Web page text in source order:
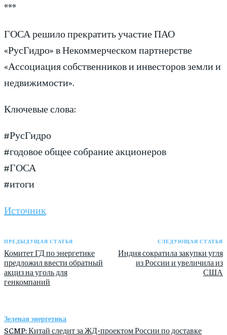
***
ГОСА решило прекратить участие ПАО
«РусГидро» в Некоммерческом партнерстве
«Ассоциация собственников и инвесторов земли и
недвижимости».
Ключевые слова:
#РусГидро
#годовое общее собрание акционеров
#ГОСА
#итоги
Источник
ПРЕДЫДУЩАЯ СТАТЬЯ
Комитет ГД по энергетике
предложил ввести обратный
акциз на уголь для
генкомпаний
СЛЕДУЮЩАЯ СТАТЬЯ
Индия сократила закупки угля
из России и увеличила из
США
Зеленая энергетика
SCMP: Китай следит за ЖД-проектом России по доставке